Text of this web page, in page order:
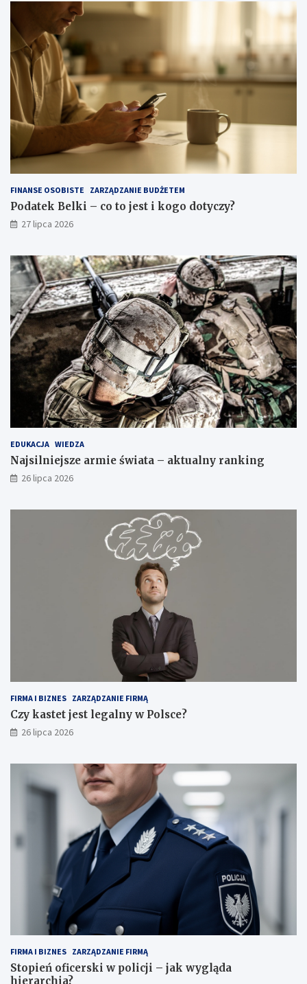
FINANSE OSOBISTE ZARZĄDZANIE BUDŻETEM
Podatek Belki – co to jest i kogo dotyczy?
27 lipca 2026
EDUKACJA WIEDZA
Najsilniejsze armie świata – aktualny ranking
26 lipca 2026
FIRMA I BIZNES ZARZĄDZANIE FIRMĄ
Czy kastet jest legalny w Polsce?
26 lipca 2026
FIRMA I BIZNES ZARZĄDZANIE FIRMĄ
Stopień oficerski w policji – jak wygląda
hierarchia?